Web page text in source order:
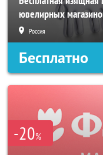
ювелирных
Россия
Бесплатно
-20%